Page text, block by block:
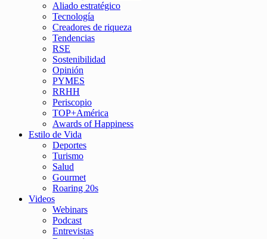
Aliado estratégico
Tecnología
Creadores de riqueza
Tendencias
RSE
Sostenibilidad
Opinión
PYMES
RRHH
Periscopio
TOP+América
Awards of Happiness
Estilo de Vida
Deportes
Turismo
Salud
Gourmet
Roaring 20s
Videos
Webinars
Podcast
Entrevistas